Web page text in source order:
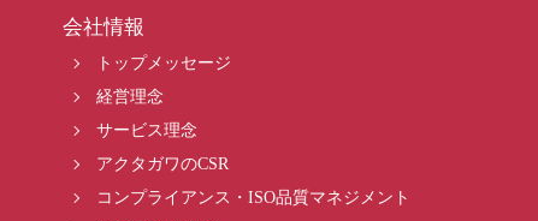
会社情報
トップメッセージ
経営理念
サービス理念
アクタガワのCSR
コンプライアンス・ISO品質マネジメント